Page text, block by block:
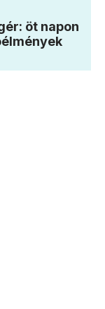
öt napon